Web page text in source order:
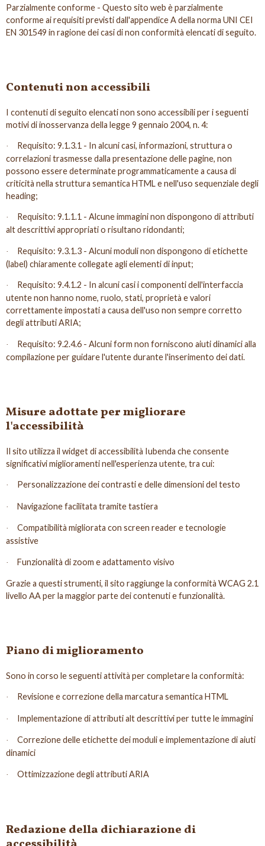
Parzialmente conforme - Questo sito web è parzialmente
conforme ai requisiti previsti dall'appendice A della norma UNI CEI
EN 301549 in ragione dei casi di non conformità elencati di seguito.
Contenuti non accessibili
I contenuti di seguito elencati non sono accessibili per i seguenti
motivi di inosservanza della legge 9 gennaio 2004, n. 4:
·
Requisito: 9.1.3.1 - In alcuni casi, informazioni, struttura o
correlazioni trasmesse dalla presentazione delle pagine, non
possono essere determinate programmaticamente a causa di
criticità nella struttura semantica HTML e nell'uso sequenziale degli
heading;
·
Requisito: 9.1.1.1 - Alcune immagini non dispongono di attributi
alt descrittivi appropriati o risultano ridondanti;
·
Requisito: 9.3.1.3 - Alcuni moduli non dispongono di etichette
(label) chiaramente collegate agli elementi di input;
·
Requisito: 9.4.1.2 - In alcuni casi i componenti dell'interfaccia
utente non hanno nome, ruolo, stati, proprietà e valori
correttamente impostati a causa dell'uso non sempre corretto
degli attributi ARIA;
·
Requisito: 9.2.4.6 - Alcuni form non forniscono aiuti dinamici alla
compilazione per guidare l'utente durante l'inserimento dei dati.
Misure adottate per migliorare
l'accessibilità
Il sito utilizza il widget di accessibilità Iubenda che consente
significativi miglioramenti nell'esperienza utente, tra cui:
· Personalizzazione dei contrasti e delle dimensioni del testo
· Navigazione facilitata tramite tastiera
·
Compatibilità migliorata con screen reader e tecnologie
assistive
· Funzionalità di zoom e adattamento visivo
Grazie a questi strumenti, il sito raggiunge la conformità WCAG 2.1
livello AA per la maggior parte dei contenuti e funzionalità.
Piano di miglioramento
Sono in corso le seguenti attività per completare la conformità:
· Revisione e correzione della marcatura semantica HTML
· Implementazione di attributi alt descrittivi per tutte le immagini
·
Correzione delle etichette dei moduli e implementazione di aiuti
dinamici
· Ottimizzazione degli attributi ARIA
Redazione della dichiarazione di